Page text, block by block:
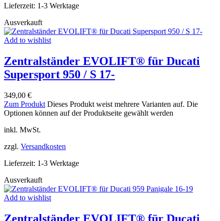
Lieferzeit: 1-3 Werktage
Ausverkauft
Add to wishlist
Zentralständer EVOLIFT® für Ducati
Supersport 950 / S 17-
349,00 €
Zum Produkt Dieses Produkt weist mehrere Varianten auf. Die
Optionen können auf der Produktseite gewählt werden
inkl. MwSt.
zzgl. Versandkosten
Lieferzeit: 1-3 Werktage
Ausverkauft
Add to wishlist